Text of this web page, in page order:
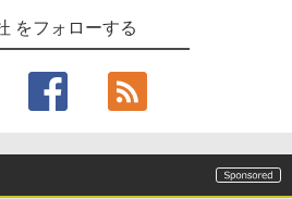
ジ、ノート機能搭載、明るさ自動調
色調調節ライト、プレミアムペン付
グラファイト
をフォローする